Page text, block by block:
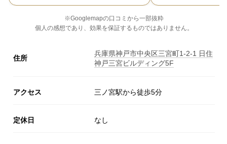
※Googlemapの口コミから一部抜粋
個人の感想であり、効果を保証するものではありません。
住所
兵庫県神戸市中央区三宮町1-2-1 日住
神戸三宮ビルディング5F
アクセス 三ノ宮駅から徒歩5分
定休日 なし